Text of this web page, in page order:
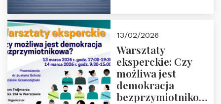
13/02/2026
Warsztaty
eksperckie: Czy
możliwa jest
demokracja
bezprzymiotnikowa?